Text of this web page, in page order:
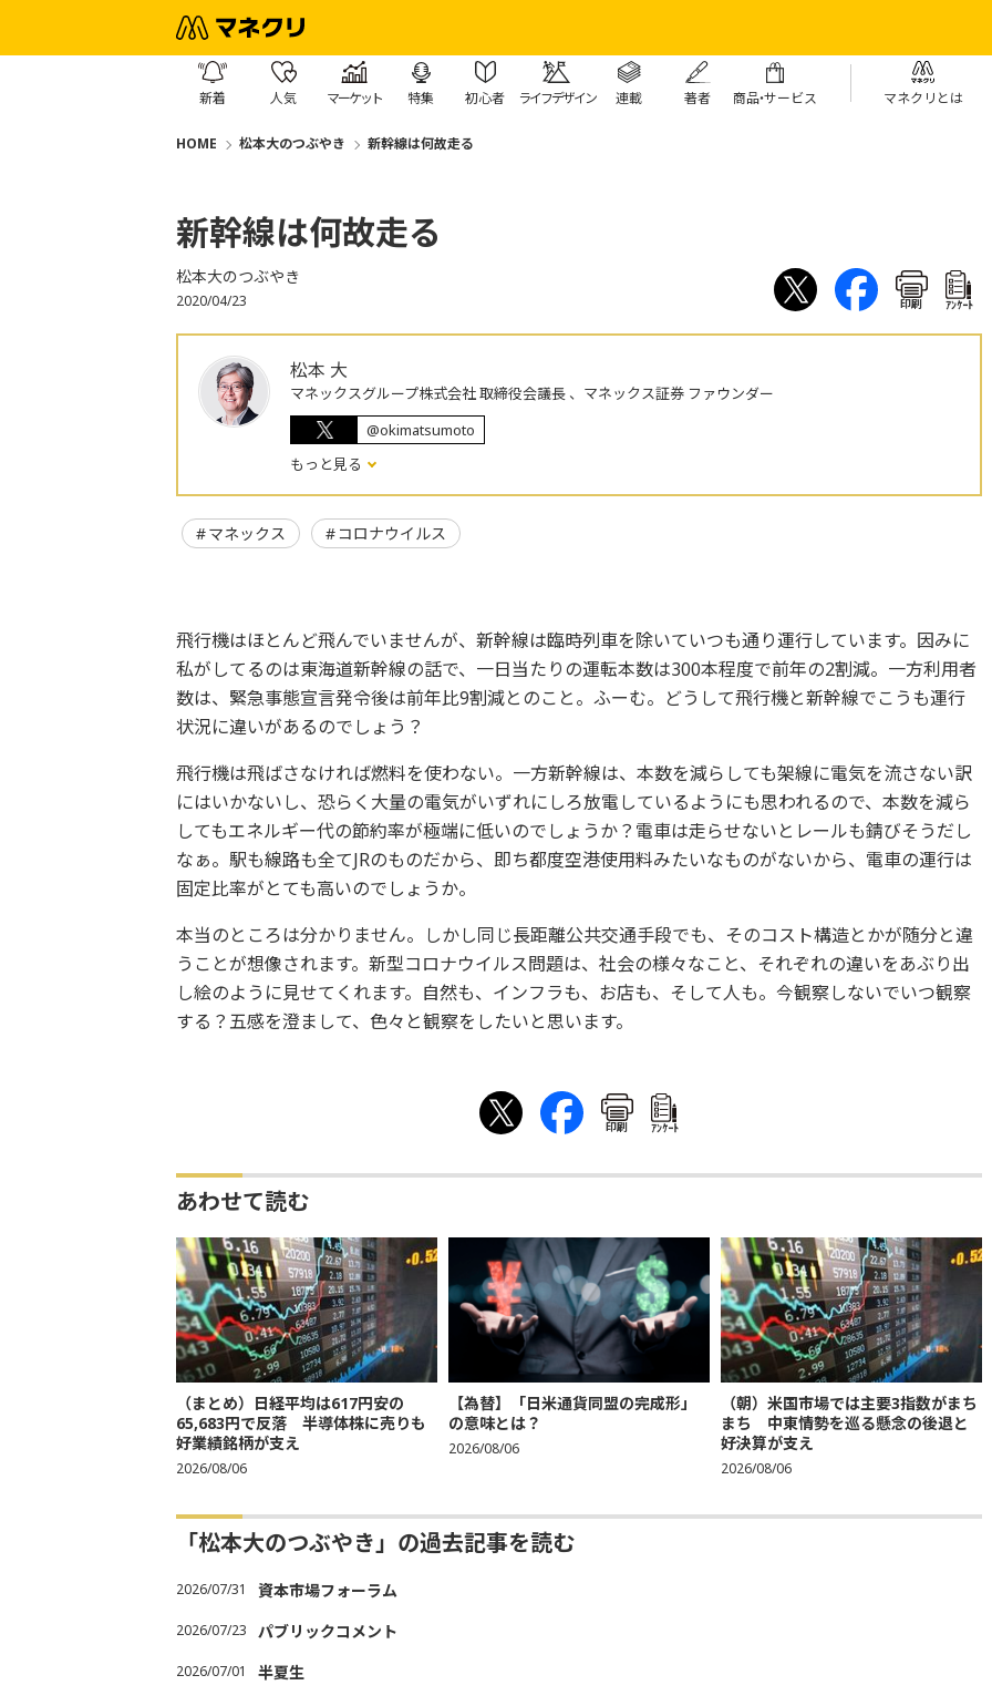
新着 人気 マーケット 特集 初心者 ライフデザイン 連載 著者 商品・サービス マネクリとは
HOME 松本大のつぶやき 新幹線は何故走る
新幹線は何故走る
松本大のつぶやき
2020/04/23 印刷 ｱﾝｹｰﾄ
松本 大
マネックスグループ株式会社 取締役会議長 、マネックス証券 ファウンダー
@okimatsumoto
もっと見る
マネックス コロナウイルス
飛行機はほとんど飛んでいませんが、新幹線は臨時列車を除いていつも通り運行しています。因みに
私がしてるのは東海道新幹線の話で、一日当たりの運転本数は300本程度で前年の2割減。一方利用者
数は、緊急事態宣言発令後は前年比9割減とのこと。ふーむ。どうして飛行機と新幹線でこうも運行
状況に違いがあるのでしょう？
飛行機は飛ばさなければ燃料を使わない。一方新幹線は、本数を減らしても架線に電気を流さない訳
にはいかないし、恐らく大量の電気がいずれにしろ放電しているようにも思われるので、本数を減ら
してもエネルギー代の節約率が極端に低いのでしょうか？電車は走らせないとレールも錆びそうだし
なぁ。駅も線路も全てJRのものだから、即ち都度空港使用料みたいなものがないから、電車の運行は
固定比率がとても高いのでしょうか。
本当のところは分かりません。しかし同じ長距離公共交通手段でも、そのコスト構造とかが随分と違
うことが想像されます。新型コロナウイルス問題は、社会の様々なこと、それぞれの違いをあぶり出
し絵のように見せてくれます。自然も、インフラも、お店も、そして人も。今観察しないでいつ観察
する？五感を澄まして、色々と観察をしたいと思います。
印刷 ｱﾝｹｰﾄ
あわせて読む
（まとめ）日経平均は617円安の
65,683円で反落 半導体株に売りも
好業績銘柄が支え
2026/08/06
【為替】「日米通貨同盟の完成形」
の意味とは？
2026/08/06
（朝）米国市場では主要3指数がまち
まち 中東情勢を巡る懸念の後退と
好決算が支え
2026/08/06
「松本大のつぶやき」の過去記事を読む
2026/07/31 資本市場フォーラム
2026/07/23 パブリックコメント
2026/07/01 半夏生